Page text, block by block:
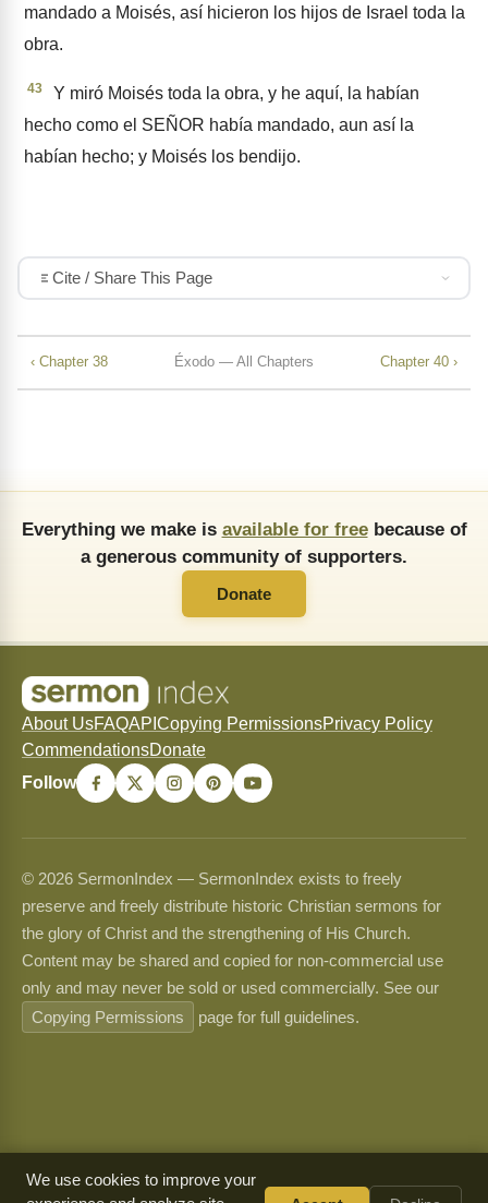
man­dado a Moisés, así hicieron los hijos de Israel toda la
obra.
43
Y miró Moisés toda la obra, y he aquí, la habían
hecho como el SEÑOR había mandado, aun así la
habían hecho; y Moisés los bendijo.
Cite / Share This Page
‹ Chapter 38 Éxodo — All Chapters Chapter 40 ›
Everything we make is available for freebecause of
a generous community of supporters.
Donate
About UsFAQAPI Copying PermissionsPrivacy Policy
CommendationsDonate
Follow
© 2026 SermonIndex — SermonIndex exists to freely
preserve and freely distribute historic Christian sermons for
the glory of Christ and the strengthening of His Church.
Content may be shared and copied for non-commercial use
only and may never be sold or used commercially. See our
Copying Permissions
page for full guidelines.
We use cookies to improve your